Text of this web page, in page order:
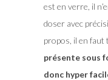
est en verre, il
doser avec
propos, il en faut
présente sous
donc hyper